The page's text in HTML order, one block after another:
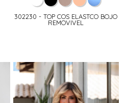
302230 - TOP COS ELASTCO BOJO
REMOVIVEL